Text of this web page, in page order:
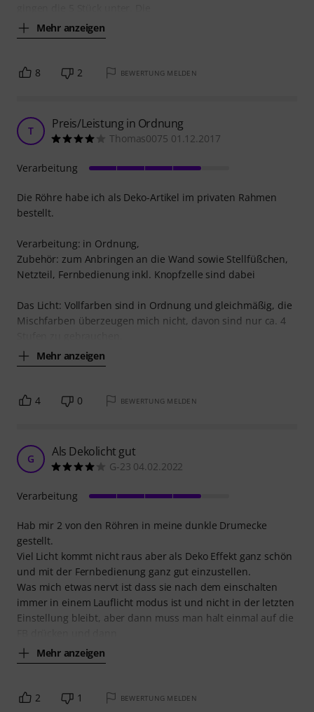
Mehr anzeigen
8 2 BEWERTUNG MELDEN
T Preis/Leistung in Ordnung
Thomas0075 01.12.2017
Die Röhre habe ich als Deko-Artikel im privaten Rahmen
bestellt.
Verarbeitung: in Ordnung,
Zubehör: zum Anbringen an die Wand sowie Stellfüßchen,
Netzteil, Fernbedienung inkl. Knopfzelle sind dabei
Das Licht: Vollfarben sind in Ordnung und gleichmäßig, die
Mischfarben überzeugen mich nicht, davon sind nur ca. 4
Mehr anzeigen
Verarbeitung
4 0 BEWERTUNG MELDEN
G Als Dekolicht gut
G-23 04.02.2022
Hab mir 2 von den Röhren in meine dunkle Drumecke
gestellt.
Viel Licht kommt nicht raus aber als Deko Effekt ganz schön
und mit der Fernbedienung ganz gut einzustellen.
Was mich etwas nervt ist dass sie nach dem einschalten
immer in einem Lauflicht modus ist und nicht in der letzten
Einstellung bleibt, aber dann muss man halt einmal auf die
Mehr anzeigen
Verarbeitung
2 1 BEWERTUNG MELDEN